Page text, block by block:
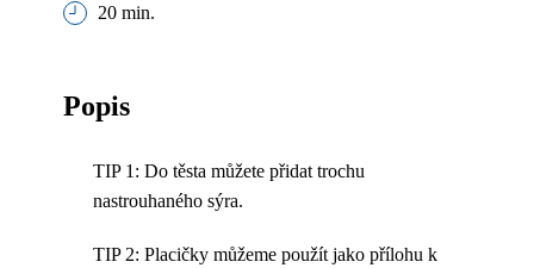
20 min.
Popis
TIP 1: Do těsta můžete přidat trochu
nastrouhaného sýra.
TIP 2: Placičky můžeme použít jako přílohu k